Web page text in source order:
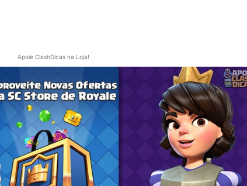
Apoie ClashDicas na Loja!